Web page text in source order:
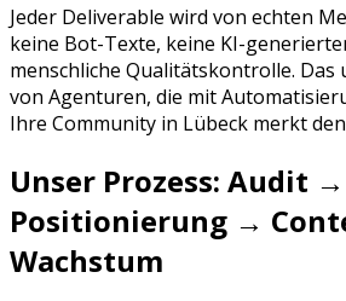
Jeder Deliverable wird von echten
keine Bot-Texte, keine KI-
menschliche Qualitätskontrolle. Das
von Agenturen, die mit
Ihre Community in Lübeck merkt
Unser Prozess: Audit →
Positionierung →
Wachstum